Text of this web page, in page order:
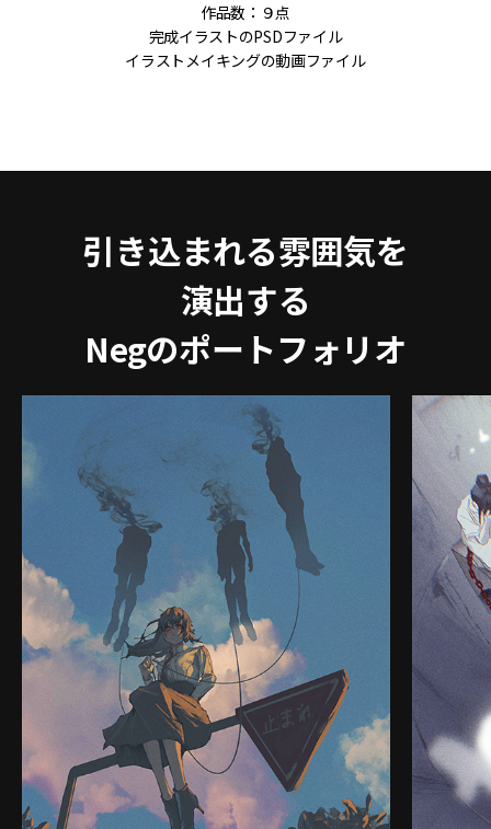
作品数：９点
完成イラストのPSDファイル
イラストメイキングの動画ファイル
引き込まれる雰囲気を
演出する
Negのポートフォリオ